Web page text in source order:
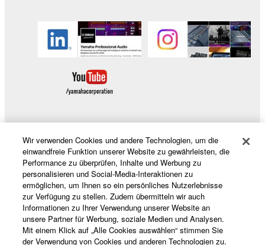
Produkte und Lösungen
News
Wir verwenden Cookies und andere Technologien, um die
einwandfreie Funktion unserer Website zu gewährleisten, die
Performance zu überprüfen, Inhalte und Werbung zu
personalisieren und Social-Media-Interaktionen zu
ermöglichen, um Ihnen so ein persönliches Nutzerlebnisse
zur Verfügung zu stellen. Zudem übermitteln wir auch
Informationen zu Ihrer Verwendung unserer Website an
unsere Partner für Werbung, soziale Medien und Analysen.
Mit einem Klick auf „Alle Cookies auswählen“ stimmen Sie
der Verwendung von Cookies und anderen Technologien zu.